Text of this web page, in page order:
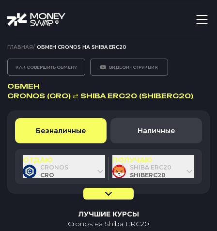
ГЛАВНАЯ/ ОБМЕН CRONOS НА SHIBA ERC20
КАК СОВЕРШИТЬ ОБМЕН? ВИДЕОИНСТРУКЦИЯ
ОБМЕН
CRONOS (CRO) ⇄ SHIBA ERC20 (SHIBERC20)
Безналичные Наличные
ОТДАЮ
CRONOS
CRO
ПОЛУЧАЮ
SHIBA ERC20
SHIBERC20
ЛУЧШИЕ КУРСЫ
Cronos на Shiba ERC20